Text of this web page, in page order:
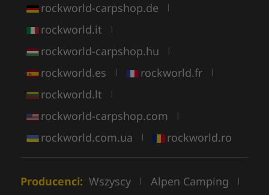
rockworld-carpshop.de |
rockworld.it |
rockworld-carpshop.hu |
rockworld.es | rockworld.fr |
rockworld.lt |
rockworld-carpshop.com |
rockworld.com.ua | rockworld.ro
Producenci: Wszyscy | Alpen Camping |